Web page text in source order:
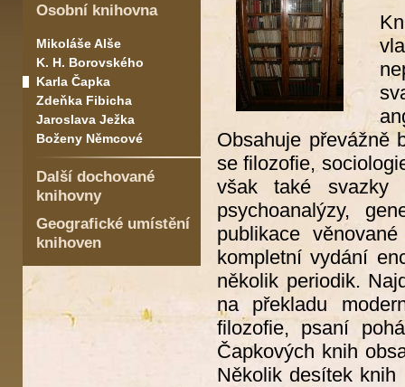
Osobní knihovna
Mikoláše Alše
K. H. Borovského
Karla Čapka
Zdeňka Fibicha
Jaroslava Ježka
Boženy Němcové
Další dochované
knihovny
Geografické umístění
knihoven
Obsahuje převážně
se filozofie,
však také svazky
psychoanalýzy,
publikace
kompletní vydání
několik periodik.
na překladu
filozofie, psaní
Čapkových knih
Několik desítek